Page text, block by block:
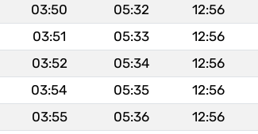
03:50 05:32 12:56
03:51 05:33 12:56
03:52 05:34 12:56
03:54 05:35 12:56
03:55 05:36 12:56